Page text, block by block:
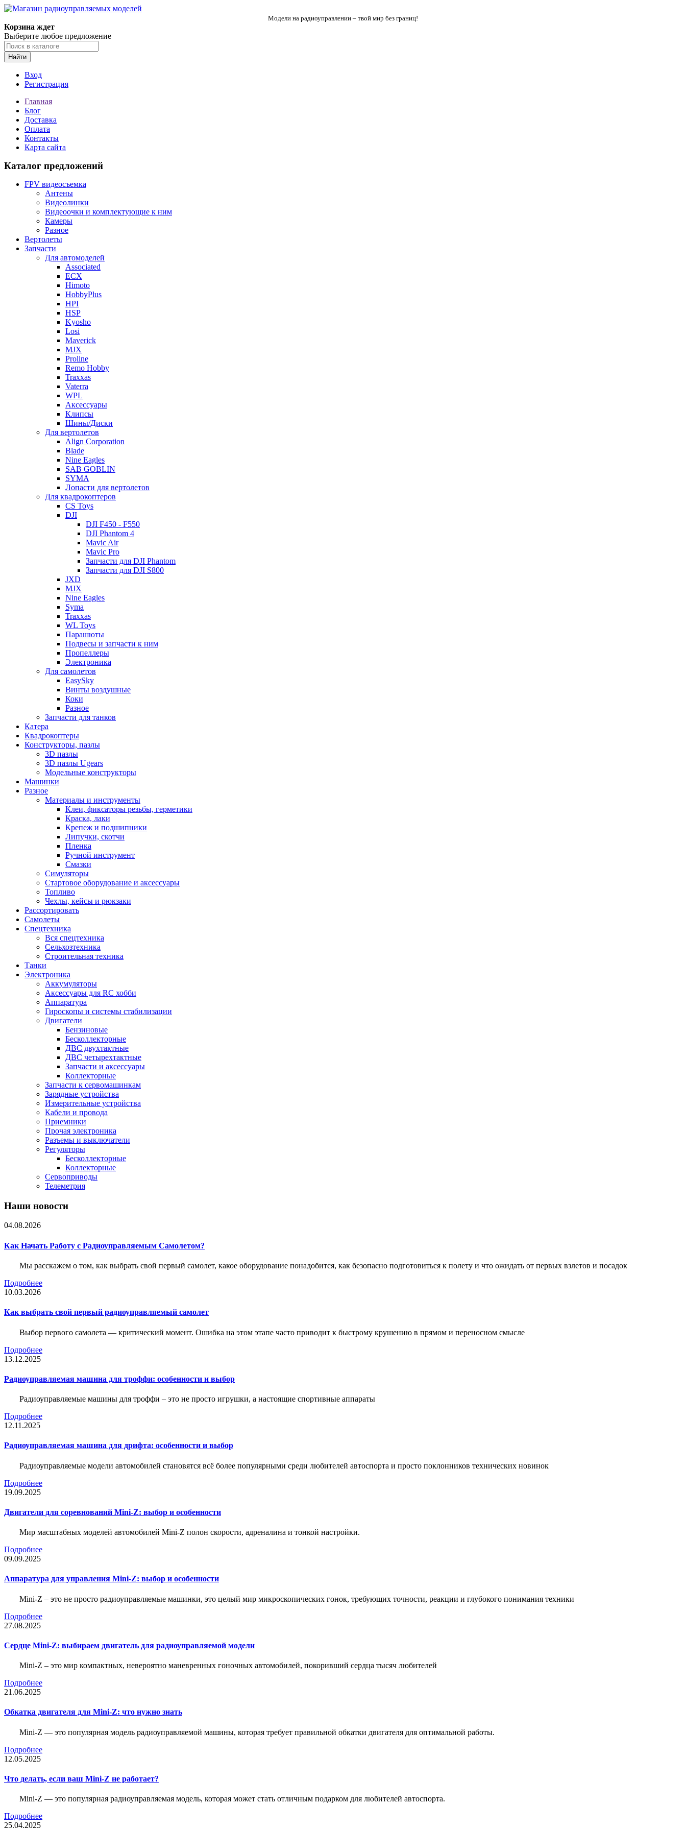
Модели на радиоуправлении – твой мир без границ!
Корзина ждет
Выберите любое предложение
Найти
Вход
Регистрация
Главная
Блог
Доставка
Оплата
Контакты
Карта сайта
Каталог предложений
FPV видеосъемка
Антены
Видеолинки
Видеоочки и комплектующие к ним
Камеры
Разное
Вертолеты
Запчасти
Для автомоделей
Associated
ECX
Himoto
HobbyPlus
HPI
HSP
Kyosho
Losi
Maverick
MJX
Proline
Remo Hobby
Traxxas
Vaterra
WPL
Аксессуары
Клипсы
Шины/Диски
Для вертолетов
Align Corporation
Blade
Nine Eagles
SAB GOBLIN
SYMA
Лопасти для вертолетов
Для квадрокоптеров
CS Toys
DJI
DJI F450 - F550
DJI Phantom 4
Mavic Air
Mavic Pro
Запчасти для DJI Phantom
Запчасти для DJI S800
JXD
MJX
Nine Eagles
Syma
Traxxas
WL Toys
Парашюты
Подвесы и запчасти к ним
Пропеллеры
Электроника
Для самолетов
EasySky
Винты воздушные
Коки
Разное
Запчасти для танков
Катера
Квадрокоптеры
Конструкторы, пазлы
3D пазлы
3D пазлы Ugears
Модельные конструкторы
Машинки
Разное
Материалы и инструменты
Клеи, фиксаторы резьбы, герметики
Краска, лаки
Крепеж и подшипники
Липучки, скотчи
Пленка
Ручной инструмент
Смазки
Симуляторы
Стартовое оборудование и аксессуары
Топливо
Чехлы, кейсы и рюкзаки
Рассортировать
Самолеты
Спецтехника
Вся спецтехника
Сельхозтехника
Строительная техника
Танки
Электроника
Аккумуляторы
Аксессуары для RC хобби
Аппаратура
Гироскопы и системы стабилизации
Двигатели
Бензиновые
Бесколлекторные
ДВС двухтактные
ДВС четырехтактные
Запчасти и аксессуары
Коллекторные
Запчасти к сервомашинкам
Зарядные устройства
Измерительные устройства
Кабели и провода
Приемники
Прочая электроника
Разъемы и выключатели
Регуляторы
Бесколлекторные
Коллекторные
Сервоприводы
Телеметрия
Наши новости
04.08.2026
Как Начать Работу с Радиоуправляемым Самолетом?
Мы расскажем о том, как выбрать свой первый самолет, какое оборудование понадобится, как безопасно подготовиться к полету и что ожидать от первых взлетов и посадок
Подробнее
10.03.2026
Как выбрать свой первый радиоуправляемый самолет
Выбор первого самолета — критический момент. Ошибка на этом этапе часто приводит к быстрому крушению в прямом и переносном смысле
Подробнее
13.12.2025
Радиоуправляемая машина для троффи: особенности и выбор
Радиоуправляемые машины для троффи – это не просто игрушки, а настоящие спортивные аппараты
Подробнее
12.11.2025
Радиоуправляемая машина для дрифта: особенности и выбор
Радиоуправляемые модели автомобилей становятся всё более популярными среди любителей автоспорта и просто поклонников технических новинок
Подробнее
19.09.2025
Двигатели для соревнований Mini-Z: выбор и особенности
Мир масштабных моделей автомобилей Mini-Z полон скорости, адреналина и тонкой настройки.
Подробнее
09.09.2025
Аппаратура для управления Mini-Z: выбор и особенности
Mini-Z – это не просто радиоуправляемые машинки, это целый мир микроскопических гонок, требующих точности, реакции и глубокого понимания техники
Подробнее
27.08.2025
Сердце Mini-Z: выбираем двигатель для радиоуправляемой модели
Mini-Z – это мир компактных, невероятно маневренных гоночных автомобилей, покоривший сердца тысяч любителей
Подробнее
21.06.2025
Обкатка двигателя для Mini-Z: что нужно знать
Mini-Z — это популярная модель радиоуправляемой машины, которая требует правильной обкатки двигателя для оптимальной работы.
Подробнее
12.05.2025
Что делать, если ваш Mini-Z не работает?
Mini-Z — это популярная радиоуправляемая модель, которая может стать отличным подарком для любителей автоспорта.
Подробнее
25.04.2025